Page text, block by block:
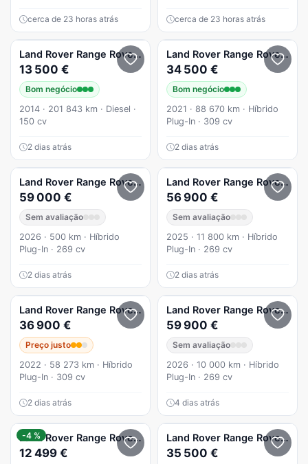
cerca de 23 horas atrás cerca de 23 horas atrás
Land Rover Range Rover Evoque TD4 Aut. Dynamic
13 500 €
Bom negócio
2014 · 201 843 km · Diesel ·
150 cv
2 dias atrás
Land Rover Range Rover Evoque
34 500 €
Bom negócio
2021 · 88 670 km · Híbrido
Plug-In · 309 cv
2 dias atrás
Land Rover Range Rover Evoque 1.5 P270e AWD S Auto
59 000 €
Sem avaliação
2026 · 500 km · Híbrido
Plug-In · 269 cv
2 dias atrás
Land Rover Range Rover Evoque
56 900 €
Sem avaliação
2025 · 11 800 km · Híbrido
Plug-In · 269 cv
2 dias atrás
Land Rover Range Rover Evoque P300e R-Dynamic SE
36 900 €
Preço justo
2022 · 58 273 km · Híbrido
Plug-In · 309 cv
2 dias atrás
Land Rover Range Rover Evoque
59 900 €
Sem avaliação
2026 · 10 000 km · Híbrido
Plug-In · 269 cv
4 dias atrás
-4 %
Land Rover Range Rover Evoque eD4 Dynamic
12 499 €
Land Rover Range Rover Evoque
35 500 €